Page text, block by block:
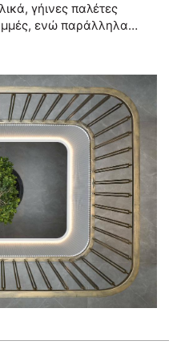
γήινες παλέτες
ενώ παράλληλα…